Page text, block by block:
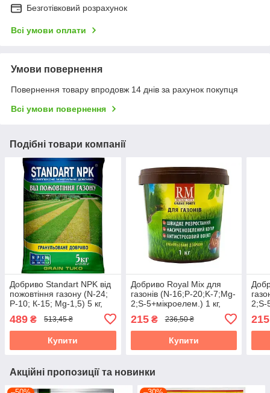
Безготівковий розрахунок
Всі умови оплати
Умови повернення
Повернення товару впродовж 14 днів за рахунок покупця
Всі умови повернення
Подібні товари компанії
Добриво Standart NPK від
пожовтіння газону (N-24;
Р-10; К-15; Mg-1,5) 5 кг,
489 ₴ 513,45 ₴
Купити
Добриво Royal Mix для
газонів (N-16;P-20;K-7;Mg-
2;S-5+мікроелем.) 1 кг,
215₴ 236,50 ₴
Купити
2;S-
215
Акційні пропозиції та новинки